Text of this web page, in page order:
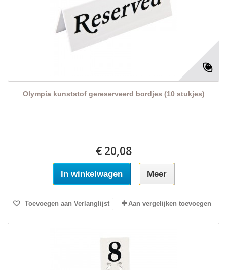
Olympia kunststof gereserveerd bordjes (10 stukjes)
€ 20,08
In winkelwagen Meer
Toevoegen aan Verlanglijst Aan vergelijken toevoegen